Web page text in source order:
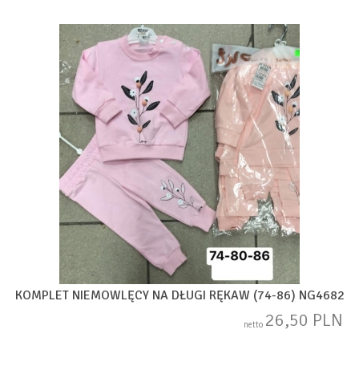
KOMPLET NIEMOWLĘCY NA DŁUGI RĘKAW (74-86) NG4682
netto 26,50 PLN